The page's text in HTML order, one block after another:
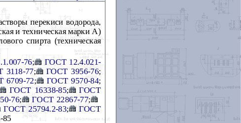
перекиси водорода,
и техническая марки А)
спирта (техническая
76;
ГОСТ 12.4.021-
3118-77; ГОСТ 3956-76;
6709-72; ГОСТ 9570-84;
ГОСТ 16338-85;
ГОСТ
76; ГОСТ 22867-77;
ГОСТ 25794.2-83;
ГОСТ
85